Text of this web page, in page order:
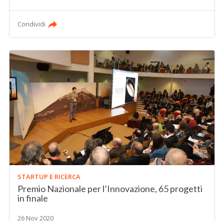
Condividi
STARTUP E RICERCA
Premio Nazionale per l’Innovazione, 65 progetti
in finale
26 Nov 2020